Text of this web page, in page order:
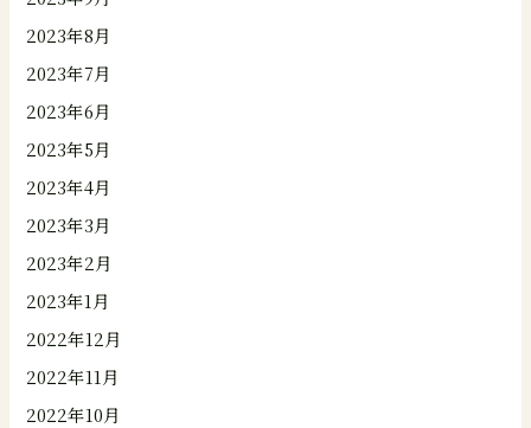
2023年8月
2023年7月
2023年6月
2023年5月
2023年4月
2023年3月
2023年2月
2023年1月
2022年12月
2022年11月
2022年10月